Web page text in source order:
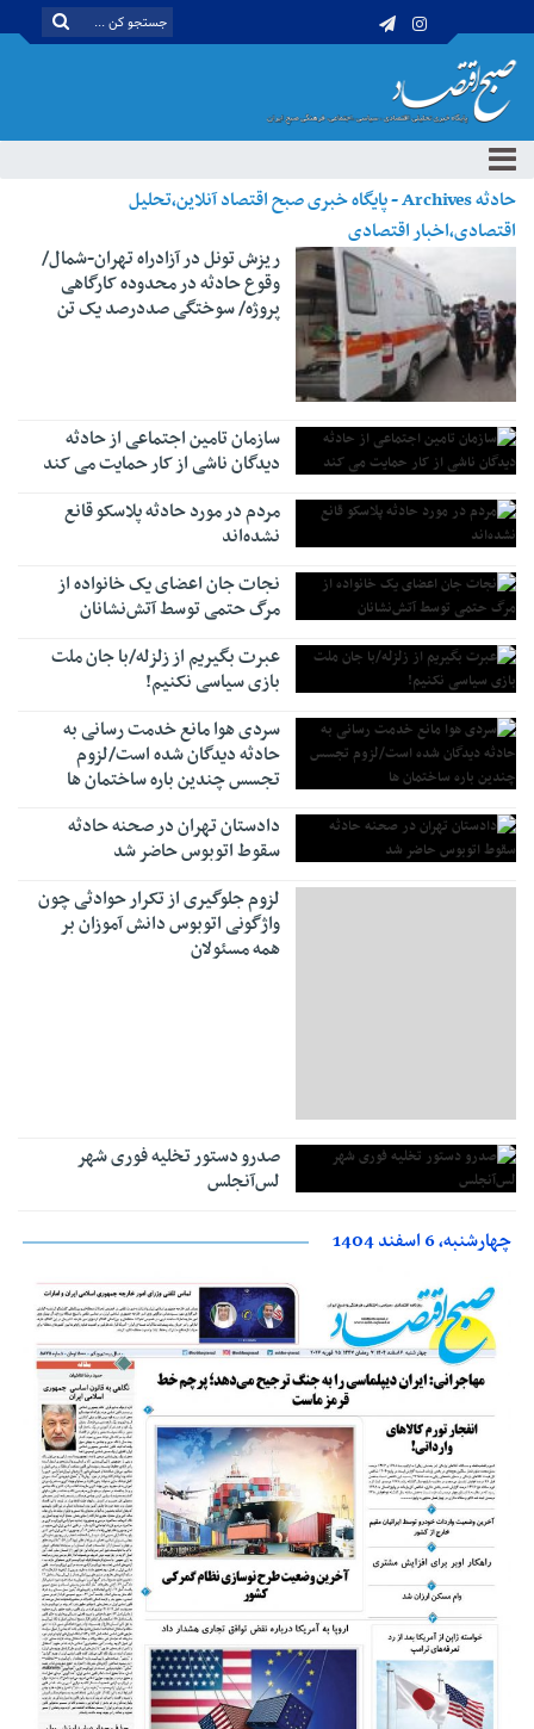
حادثه Archives - پایگاه خبری صبح اقتصاد آنلاین،تحلیل
اقتصادی،اخبار اقتصادی
ریزش تونل در آزادراه تهران-شمال/
وقوع حادثه در محدوده کارگاهی
پروژه/ سوختگی صددرصد یک تن
سازمان تامین اجتماعی از حادثه
‌دیدگان ناشی از کار حمایت می کند
مردم در مورد حادثه پلاسکو قانع
نشده‌اند
نجات جان اعضای یک خانواده از
مرگ حتمی توسط آتش‌نشانان
عبرت بگیریم از زلزله/با جان ملت
بازی سیاسی نکنیم!
سردی هوا مانع خدمت رسانی به
حادثه دیدگان شده است/لزوم
تجسس چندین باره ساختمان ها
دادستان تهران در صحنه حادثه
سقوط اتوبوس حاضر شد
لزوم جلوگیری از تکرار حوادثی چون
واژگونی اتوبوس دانش آموزان بر
همه مسئولان
صدرو دستور تخلیه فوری شهر
لس‌آنجلس
چهارشنبه، 6 اسفند 1404